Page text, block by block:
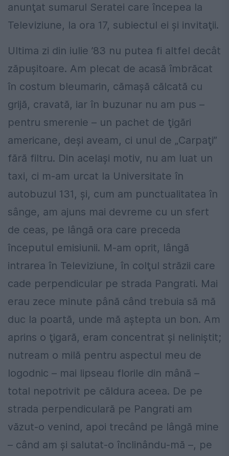
anunţat sumarul Seratei care începea la
Televiziune, la ora 17, subiectul ei şi invitaţii.
Ultima zi din iulie ’83 nu putea fi altfel decât
zăpuşitoare. Am plecat de acasă îmbrăcat
în costum bleumarin, cămaşă călcată cu
grijă, cravată, iar în buzunar nu am pus –
pentru smerenie – un pachet de ţigări
americane, deşi aveam, ci unul de „Carpaţi”
fără filtru. Din acelaşi motiv, nu am luat un
taxi, ci m-am urcat la Universitate în
autobuzul 131, şi, cum am punctualitatea în
sânge, am ajuns mai devreme cu un sfert
de ceas, pe lângă ora care preceda
începutul emisiunii. M-am oprit, lângă
intrarea în Televiziune, în colţul străzii care
cade perpendicular pe strada Pangrati. Mai
erau zece minute până când trebuia să mă
duc la poartă, unde mă aştepta un bon. Am
aprins o ţigară, eram concentrat şi neliniştit;
nutream o milă pentru aspectul meu de
logodnic – mai lipseau florile din mână –
total nepotrivit pe căldura aceea. De pe
strada perpendiculară pe Pangrati am
văzut-o venind, apoi trecând pe lângă mine
– când am şi salutat-o înclinându-mă –, pe